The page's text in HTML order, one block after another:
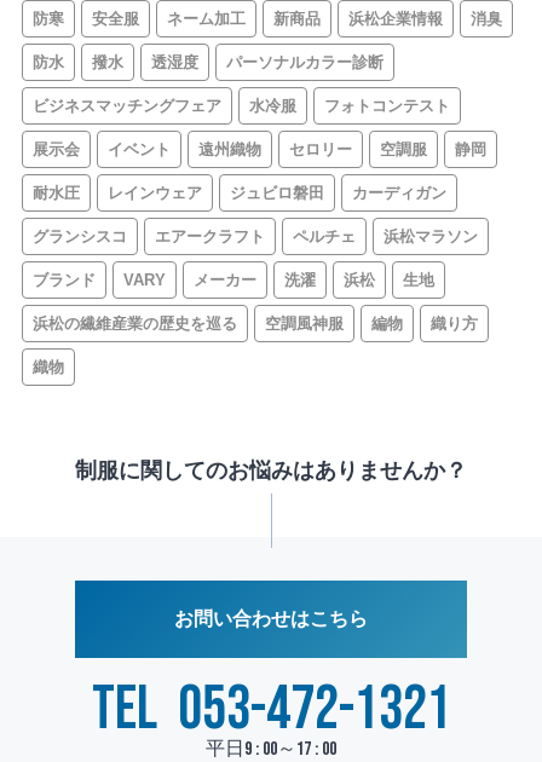
防寒 安全服 ネーム加工 新商品 浜松企業情報 消臭
防水 撥水 透湿度 パーソナルカラー診断
ビジネスマッチングフェア 水冷服 フォトコンテスト
展示会 イベント 遠州織物 セロリー 空調服 静岡
耐水圧 レインウェア ジュビロ磐田 カーディガン
グランシスコ エアークラフト ペルチェ 浜松マラソン
ブランド VARY メーカー 洗濯 浜松 生地
浜松の繊維産業の歴史を巡る 空調風神服 編物 織り方
織物
制服に関してのお悩みはありませんか？
お問い合わせはこちら
TEL 053-472-1321
平日9 : 00～17 : 00